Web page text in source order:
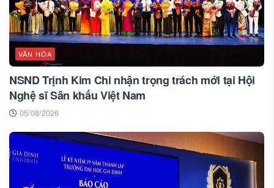
VĂN HÓA
NSND Trịnh Kim Chi nhận trọng trách mới tại Hội
Nghệ sĩ Sân khấu Việt Nam
05/08/2026